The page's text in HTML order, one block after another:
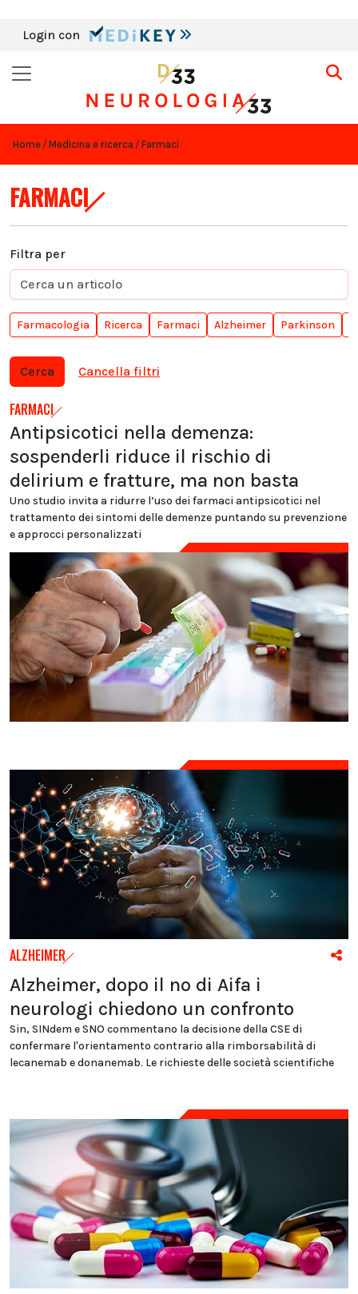
Login con
Home Medicina e ricerca Farmaci
FARMACI
Filtra per
Farmacologia Ricerca Farmaci Alzheimer Parkinson
Cerca Cancella filtri
FARMACI
Antipsicotici nella demenza:
sospenderli riduce il rischio di
delirium e fratture, ma non basta
Uno studio invita a ridurre l’uso dei farmaci antipsicotici nel
trattamento dei sintomi delle demenze puntando su prevenzione
e approcci personalizzati
ALZHEIMER
Alzheimer, dopo il no di Aifa i
neurologi chiedono un confronto
Sin, SINdem e SNO commentano la decisione della CSE di
confermare l'orientamento contrario alla rimborsabilità di
lecanemab e donanemab. Le richieste delle società scientifiche